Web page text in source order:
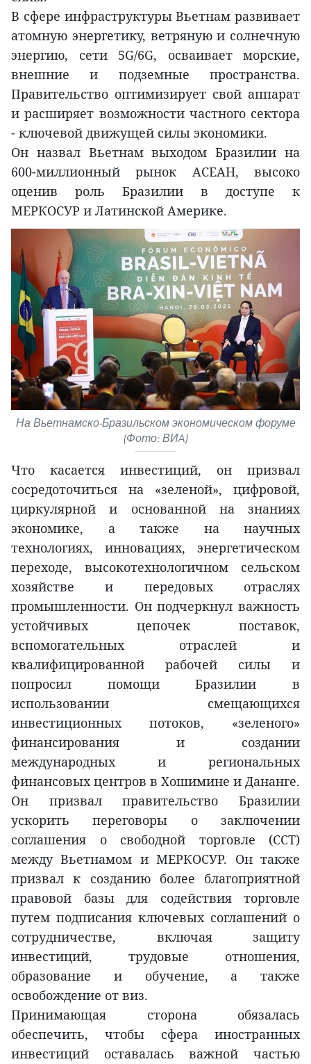
В сфере инфраструктуры Вьетнам развивает
атомную энергетику, ветряную и солнечную
энергию, сети 5G/6G, осваивает морские,
внешние и подземные пространства.
Правительство оптимизирует свой аппарат
и расширяет возможности частного сектора
- ключевой движущей силы экономики.
Он назвал Вьетнам выходом Бразилии на
600-миллионный рынок АСЕАН, высоко
оценив роль Бразилии в доступе к
МЕРКОСУР и Латинской Америке.
На Вьетнамско-Бразильском экономическом форуме
(Фото: ВИA)
Что касается инвестиций, он призвал
сосредоточиться на «зеленой», цифровой,
циркулярной и основанной на знаниях
экономике, а также на научных
технологиях, инновациях, энергетическом
переходе, высокотехнологичном сельском
хозяйстве и передовых отраслях
промышленности. Он подчеркнул важность
устойчивых цепочек поставок,
вспомогательных отраслей и
квалифицированной рабочей силы и
попросил помощи Бразилии в
использовании смещающихся
инвестиционных потоков, «зеленого»
финансирования и создании
международных и региональных
финансовых центров в Хошимине и Дананге.
Он призвал правительство Бразилии
ускорить переговоры о заключении
соглашения о свободной торговле (ССТ)
между Вьетнамом и МЕРКОСУР. Он также
призвал к созданию более благоприятной
правовой базы для содействия торговле
путем подписания ключевых соглашений о
сотрудничестве, включая защиту
инвестиций, трудовые отношения,
образование и обучение, а также
освобождение от виз.
Принимающая сторона обязалась
обеспечить, чтобы сфера иностранных
инвестиций оставалась важной частью